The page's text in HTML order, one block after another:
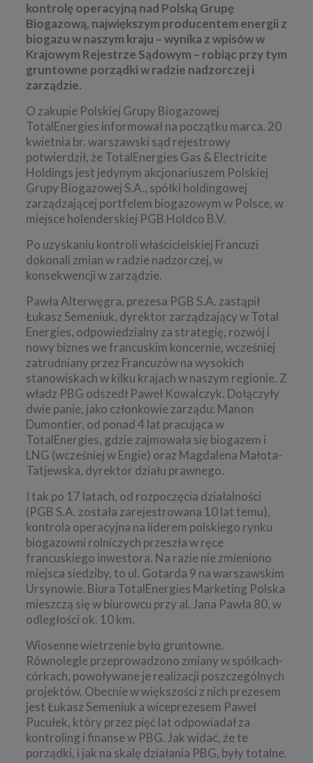
kontrolę operacyjną nad Polską Grupę
Biogazową, największym producentem energii z
biogazu w naszym kraju – wynika z wpisów w
Krajowym Rejestrze Sądowym – robiąc przy tym
gruntowne porządki w radzie nadzorczej i
zarządzie.
O zakupie Polskiej Grupy Biogazowej
TotalEnergies informował na początku marca. 20
kwietnia br. warszawski sąd rejestrowy
potwierdził, żeTotalEnergies Gas & Electricite
Holdings jest jedynym akcjonariuszem Polskiej
Grupy Biogazowej S.A., spółki holdingowej
zarządzającej portfelem biogazowym w Polsce, w
miejsce holenderskiej PGB Holdco B.V.
Po uzyskaniu kontroli właścicielskiej Francuzi
dokonali zmian w radzie nadzorczej, w
konsekwencji w zarządzie.
Pawła Alterwęgra, prezesa PGB S.A. zastąpił
Łukasz Semeniuk, dyrektor zarządzający w Total
Energies, odpowiedzialny za strategię, rozwój i
nowy biznes we francuskim koncernie, wcześniej
zatrudniany przez Francuzów na wysokich
stanowiskach w kilku krajach w naszym regionie. Z
władz PBG odszedł Paweł Kowalczyk. Dołączyły
dwie panie, jako członkowie zarządu: Manon
Dumontier, od ponad 4 lat pracująca w
TotalEnergies, gdzie zajmowała się biogazem i
LNG (wcześniej w Engie) oraz Magdalena Małota-
Tatjewska, dyrektor działu prawnego.
I tak po 17 latach, od rozpoczęcia działalności
(PGB S.A. została zarejestrowana 10 lat temu),
kontrola operacyjna na liderem polskiego rynku
biogazowni rolniczych przeszła w ręce
francuskiego inwestora. Na razie nie zmieniono
miejsca siedziby, to ul. Gotarda 9 na warszawskim
Ursynowie. Biura TotalEnergies Marketing Polska
mieszczą się w biurowcu przy al. Jana Pawła 80, w
odległości ok. 10 km.
Wiosenne wietrzenie było gruntowne.
Równolegle przeprowadzono zmiany w spółkach-
córkach, powoływane je realizacji poszczególnych
projektów. Obecnie w większości z nich prezesem
jest Łukasz Semeniuk a wiceprezesem Paweł
Pucułek, który przez pięć lat odpowiadał za
kontroling i finanse w PBG. Jak widać, że te
porządki, i jak na skalę działania PBG, były totalne.